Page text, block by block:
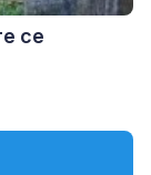
се